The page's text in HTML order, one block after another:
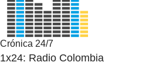
Crónica 24/7
1x24: Radio Colombia